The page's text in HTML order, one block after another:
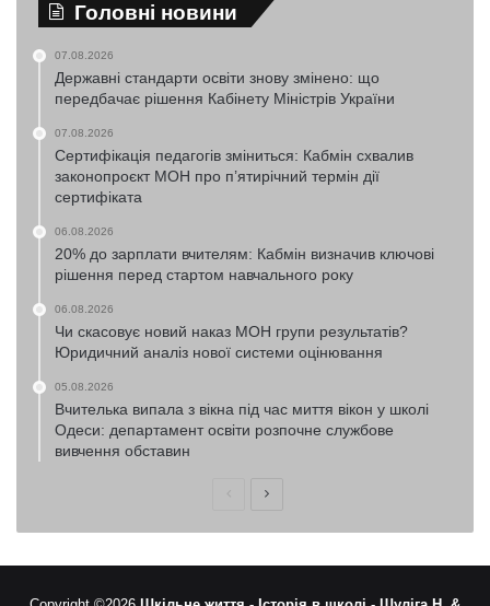
Головні новини
07.08.2026
Державні стандарти освіти знову змінено: що
передбачає рішення Кабінету Міністрів України
07.08.2026
Сертифікація педагогів зміниться: Кабмін схвалив
законопроєкт МОН про п’ятирічний термін дії
сертифіката
06.08.2026
20% до зарплати вчителям: Кабмін визначив ключові
рішення перед стартом навчального року
06.08.2026
Чи скасовує новий наказ МОН групи результатів?
Юридичний аналіз нової системи оцінювання
05.08.2026
Вчителька випала з вікна під час миття вікон у школі
Одеси: департамент освіти розпочне службове
вивчення обставин
ПопередняНаступна